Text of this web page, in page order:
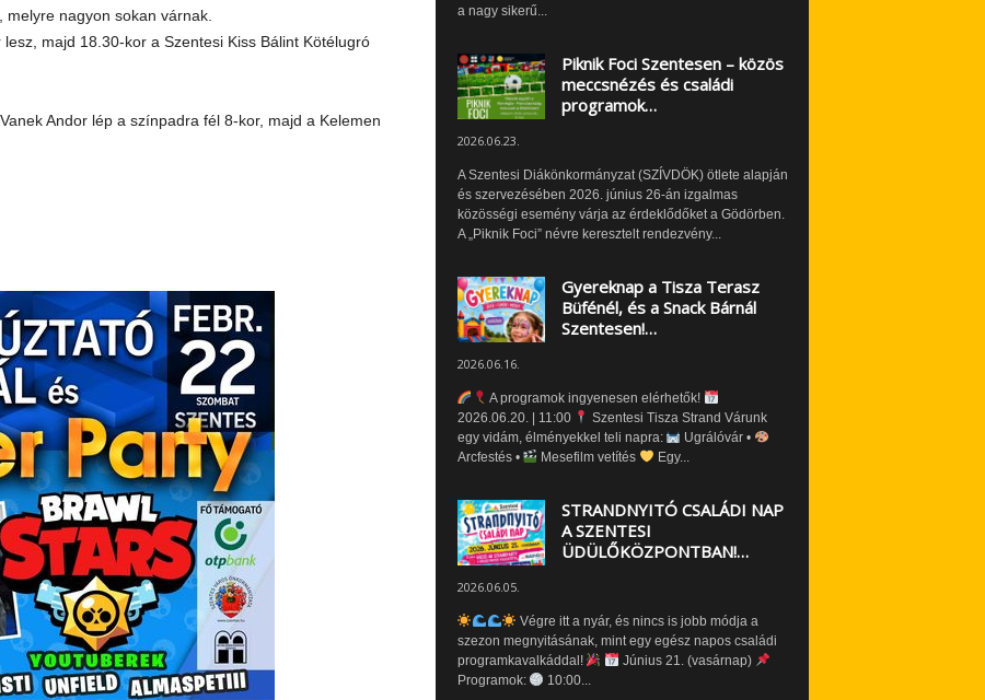
nagyon sokan várnak.
majd 18.30-kor a Szentesi Kiss Bálint Kötélugró
Andor lép a színpadra fél 8-kor, majd a Kelemen
a nagy sikerű...
Piknik Foci Szentesen – közös
meccsnézés és családi
programok…
2026.06.23.
A Szentesi Diákönkormányzat (SZÍVDÖK) ötlete alapján
és szervezésében 2026. június 26-án izgalmas
közösségi esemény várja az érdeklődőket a Gödörben.
A „Piknik Foci” névre keresztelt rendezvény...
Gyereknap a Tisza Terasz
Büfénél, és a Snack Bárnál
Szentesen!…
2026.06.16.
A programok ingyenesen elérhetők!
2026.06.20. | 11:00
Szentesi Tisza Strand Várunk
egy vidám, élményekkel teli napra:
Ugrálóvár •
Arcfestés •
Mesefilm vetítés Egy...
STRANDNYITÓ CSALÁDI NAP
A SZENTESI
ÜDÜLŐKÖZPONTBAN!…
2026.06.05.
Végre itt a nyár, és nincs is jobb módja a
szezon megnyitásának, mint egy egész napos családi
programkavalkáddal!
Június 21. (vasárnap)
Programok:
10:00...